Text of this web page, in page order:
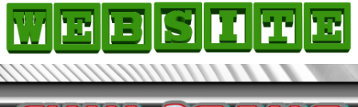
HOME
COMO ANUNCIAR